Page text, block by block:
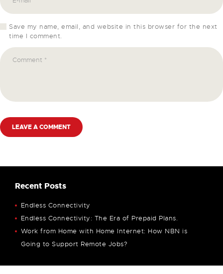
Save my name, email, and website in this browser for the next
time I comment.
Recent Posts
Endless Connectivity
Endless Connectivity: The Era of Prepaid Plans.
Work from Home with Home Internet: How NBN is
Going to Support Remote Jobs?